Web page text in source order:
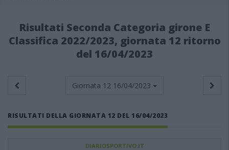
Risultati Seconda Categoria girone E
Classifica 2022/2023, giornata 12 ritorno
del 16/04/2023
Giornata 12 16/04/2023
RISULTATI DELLA GIORNATA 12 DEL 16/04/2023
DIARIOSPORTIVO.IT